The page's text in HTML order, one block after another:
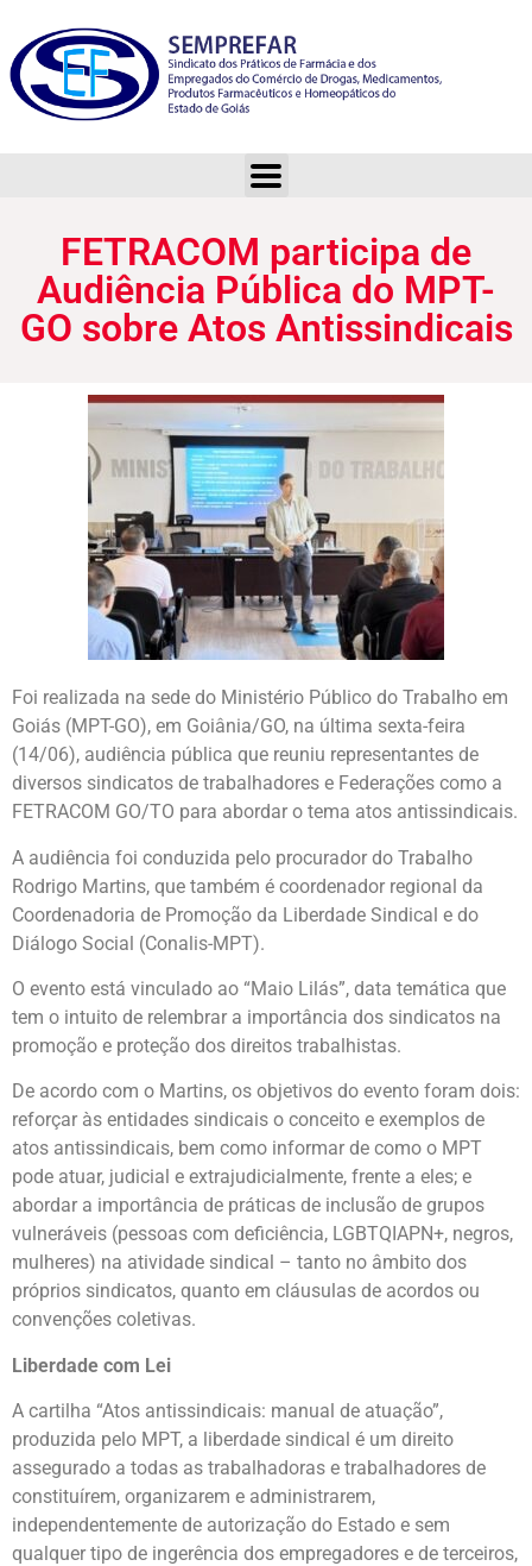
FETRACOM participa de
Audiência Pública do MPT-
GO sobre Atos Antissindicais
Foi realizada na sede do Ministério Público do Trabalho em
Goiás (MPT-GO), em Goiânia/GO, na última sexta-feira
(14/06), audiência pública que reuniu representantes de
diversos sindicatos de trabalhadores e Federações como a
FETRACOM GO/TO para abordar o tema atos antissindicais.
A audiência foi conduzida pelo procurador do Trabalho
Rodrigo Martins, que também é coordenador regional da
Coordenadoria de Promoção da Liberdade Sindical e do
Diálogo Social (Conalis-MPT).
O evento está vinculado ao “Maio Lilás”, data temática que
tem o intuito de relembrar a importância dos sindicatos na
promoção e proteção dos direitos trabalhistas.
De acordo com o Martins, os objetivos do evento foram dois:
reforçar às entidades sindicais o conceito e exemplos de
atos antissindicais, bem como informar de como o MPT
pode atuar, judicial e extrajudicialmente, frente a eles; e
abordar a importância de práticas de inclusão de grupos
vulneráveis (pessoas com deficiência, LGBTQIAPN+, negros,
mulheres) na atividade sindical – tanto no âmbito dos
próprios sindicatos, quanto em cláusulas de acordos ou
convenções coletivas.
Liberdade com Lei
A cartilha “Atos antissindicais: manual de atuação”,
produzida pelo MPT, a liberdade sindical é um direito
assegurado a todas as trabalhadoras e trabalhadores de
constituírem, organizarem e administrarem,
independentemente de autorização do Estado e sem
qualquer tipo de ingerência dos empregadores e de terceiros,